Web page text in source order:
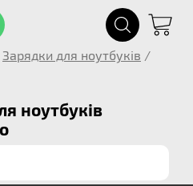
Зарядки для ноутбуків /
ноутбуків